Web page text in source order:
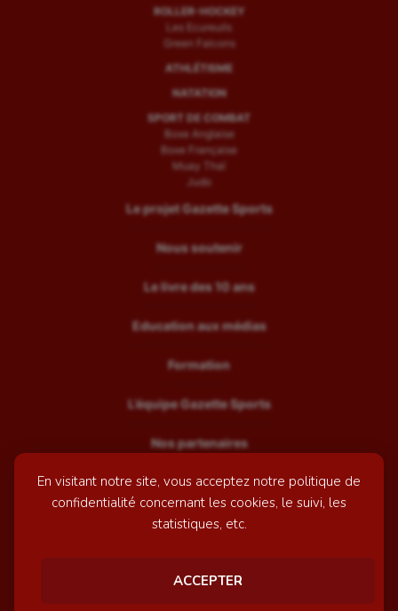
En visitant notre site, vous acceptez notre politique de
confidentialité concernant les cookies, le suivi, les
statistiques, etc.
ACCEPTER
ROLLER-HOCKEY
Les Ecureuils
Green Falcons
ATHLÉTISME
NATATION
SPORT DE COMBAT
Boxe Anglaise
Boxe Française
Muay Thaï
Judo
Le projet Gazette Sports
Nous soutenir
Le livre des 10 ans
Education aux médias
Formation
L’équipe Gazette Sports
Nos partenaires
Recrutement
Mentions légales